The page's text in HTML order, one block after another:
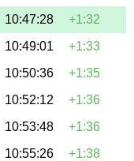
10:47:28
+1:32
10:49:01
+1:33
10:50:36
+1:35
10:52:12
+1:36
10:53:48
+1:36
10:55:26
+1:38